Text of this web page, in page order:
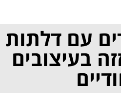
עם דלתות
בעיצובים